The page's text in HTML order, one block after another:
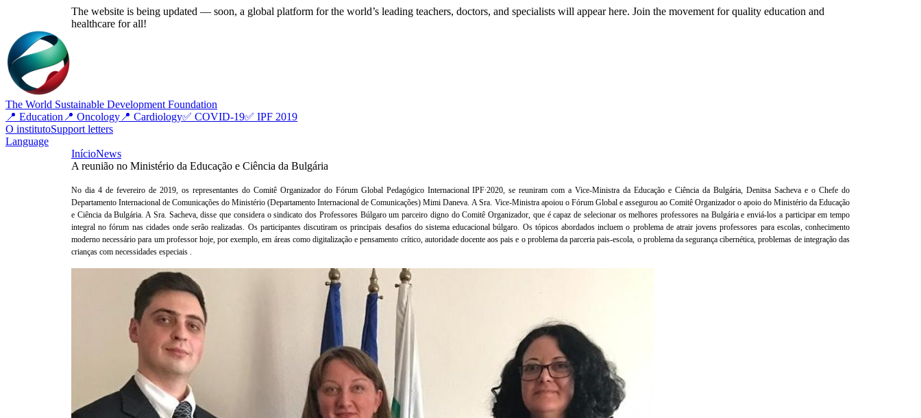
The website is being updated — soon, a global platform for the world’s leading teachers, doctors, and specialists will appear here. Join the movement for quality education and
healthcare for all!
The World Sustainable Development Foundation
📍 Education 📍 Oncology 📍 Cardiology✅ COVID-19✅ IPF 2019
O institutoSupport letters
Language
InícioNews
A reunião no Ministério da Educação e Ciência da Bulgária
No dia 4 de fevereiro de 2019, os representantes do Comitê Organizador do Fórum Global Pedagógico Internacional IPF∙2020, se reuniram com a Vice-Ministra da Educação e Ciência da Bulgária, Denitsa Sacheva e o Chefe do
Departamento Internacional de Comunicações do Ministério (Departamento Internacional de Comunicações) Mimi Daneva. A Sra. Vice-Ministra apoiou o Fórum Global e assegurou ao Comitê Organizador o apoio do Ministério da Educação
e Ciência da Bulgária. A Sra. Sacheva, disse que considera o sindicato dos Professores Búlgaro um parceiro digno do Comitê Organizador, que é capaz de selecionar os melhores professores na Bulgária e enviá-los a participar em tempo
integral no fórum nas cidades onde serão realizadas. Os participantes discutiram os principais desafios do sistema educacional búlgaro. Os tópicos abordados incluem o problema de atrair jovens professores para escolas, conhecimento
moderno necessário para um professor hoje, por exemplo, em áreas como digitalização e pensamento crítico, autoridade docente aos pais e o problema da parceria pais-escola, o problema da segurança cibernética, problemas de integração das
crianças com necessidades especiais .